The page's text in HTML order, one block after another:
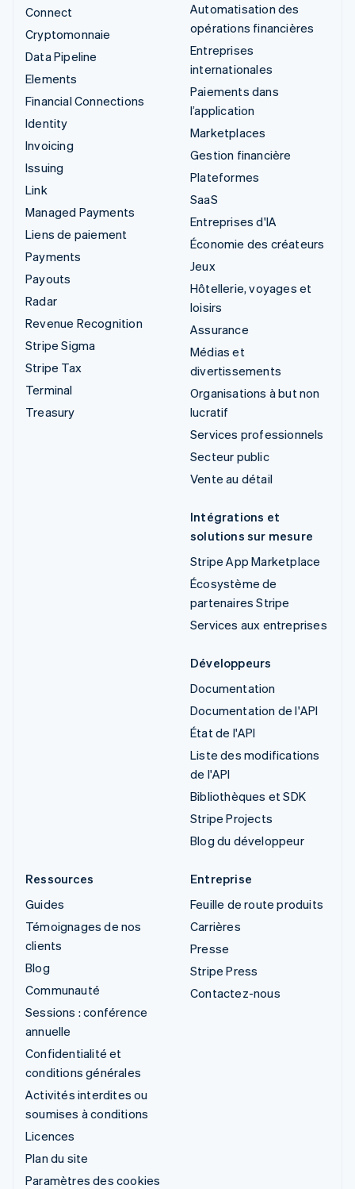
Connect
Cryptomonnaie
Data Pipeline
Elements
Financial Connections
Identity
Invoicing
Issuing
Link
Managed Payments
Liens de paiement
Payments
Payouts
Radar
Revenue Recognition
Stripe Sigma
Stripe Tax
Terminal
Treasury
Automatisation des
opérations financières
Entreprises
internationales
Paiements dans
l’application
Marketplaces
Gestion financière
Plateformes
SaaS
Entreprises d'IA
Économie des créateurs
Jeux
Hôtellerie, voyages et
loisirs
Assurance
Médias et
divertissements
Organisations à but non
lucratif
Services professionnels
Secteur public
Vente au détail
Intégrations et
solutions sur mesure
Stripe App Marketplace
Écosystème de
partenaires Stripe
Services aux entreprises
Développeurs
Documentation
Documentation de l'API
État de l'API
Liste des modifications
de l'API
Bibliothèques et SDK
Stripe Projects
Blog du développeur
Ressources
Guides
Témoignages de nos
clients
Blog
Communauté
Sessions : conférence
annuelle
Confidentialité et
conditions générales
Activités interdites ou
soumises à conditions
Licences
Plan du site
Paramètres des cookies
Entreprise
Feuille de route produits
Carrières
Presse
Stripe Press
Contactez-nous